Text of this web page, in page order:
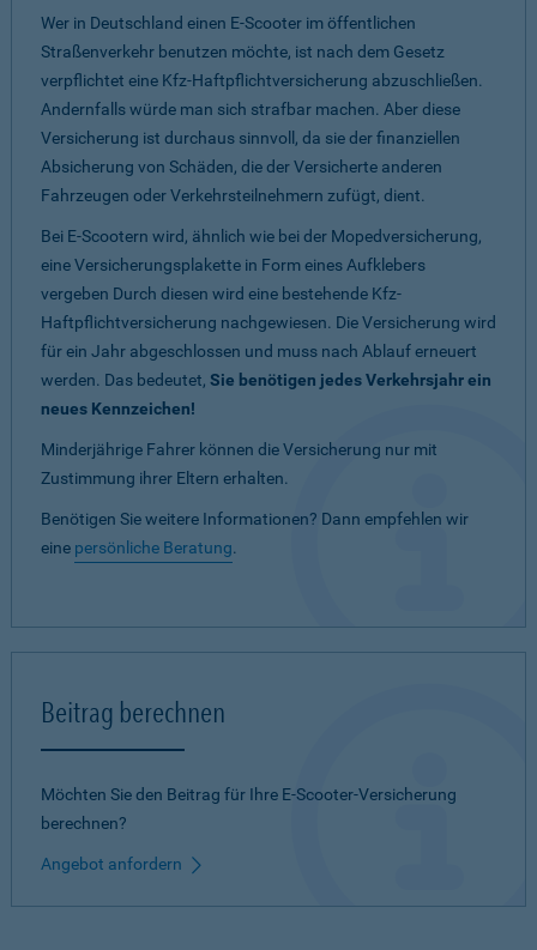
Wer in Deutschland einen E-Scooter im öffentlichen
Straßenverkehr benutzen möchte, ist nach dem Gesetz
verpflichtet eine Kfz-Haftpflichtversicherung abzuschließen.
Andernfalls würde man sich strafbar machen. Aber diese
Versicherung ist durchaus sinnvoll, da sie der finanziellen
Absicherung von Schäden, die der Versicherte anderen
Fahrzeugen oder Verkehrsteilnehmern zufügt, dient.
Bei E-Scootern wird, ähnlich wie bei der Mopedversicherung,
eine Versicherungsplakette in Form eines Aufklebers
vergeben Durch diesen wird eine bestehende Kfz-
Haftpflichtversicherung nachgewiesen. Die Versicherung wird
für ein Jahr abgeschlossen und muss nach Ablauf erneuert
werden. Das bedeutet, Sie benötigen jedes Verkehrsjahr ein
neues Kennzeichen!
Minderjährige Fahrer können die Versicherung nur mit
Zustimmung ihrer Eltern erhalten.
Benötigen Sie weitere Informationen? Dann empfehlen wir
eine persönliche Beratung.
Beitrag berechnen
Möchten Sie den Beitrag für Ihre E-Scooter-Versicherung
berechnen?
Angebot anfordern